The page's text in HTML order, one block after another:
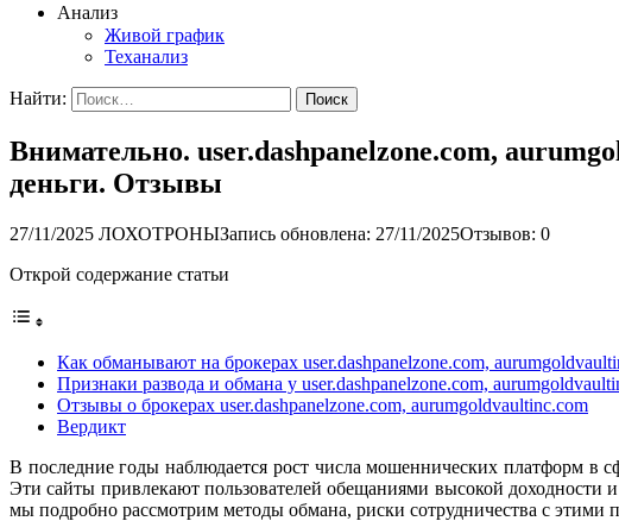
Анализ
Живой график
Теханализ
Найти:
Внимательно. user.dashpanelzone.com,
деньги. Отзывы
27/11/2025 ЛОХОТРОНЫЗапись обновлена: 27/11/2025Отзывов: 0
Открой содержание статьи
Как обманывают на брокерах user.dashpanelzone.com,
Признаки развода и обмана у user.dashpanelzone.com,
Отзывы о брокерах user.dashpanelzone.com, aurumgoldvaultinc.com
Вердикт
В последние годы наблюдается рост числа мошеннических платформ в
Эти сайты привлекают пользователей обещаниями высокой
мы подробно рассмотрим методы обмана, риски сотрудничества с